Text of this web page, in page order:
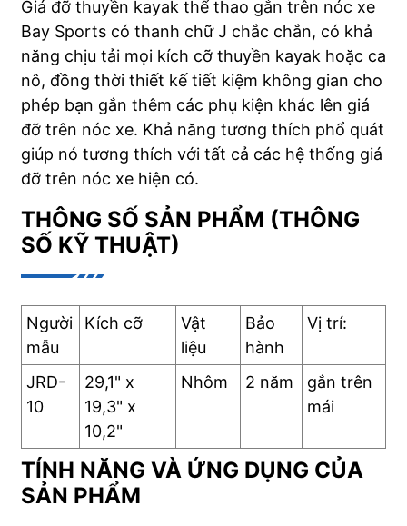
Giá đỡ thuyền kayak thể thao gắn trên nóc xe
Bay Sports có thanh chữ J chắc chắn, có khả
năng chịu tải mọi kích cỡ thuyền kayak hoặc ca
nô, đồng thời thiết kế tiết kiệm không gian cho
phép bạn gắn thêm các phụ kiện khác lên giá
đỡ trên nóc xe. Khả năng tương thích phổ quát
giúp nó tương thích với tất cả các hệ thống giá
đỡ trên nóc xe hiện có.
THÔNG SỐ SẢN PHẨM (THÔNG
SỐ KỸ THUẬT)
Người
mẫu
Kích cỡ
Vật
liệu
Bảo
hành
Vị trí:
JRD-
10
29,1" x
19,3" x
10,2"
Nhôm 2 năm
gắn trên
mái
TÍNH NĂNG VÀ ỨNG DỤNG CỦA
SẢN PHẨM